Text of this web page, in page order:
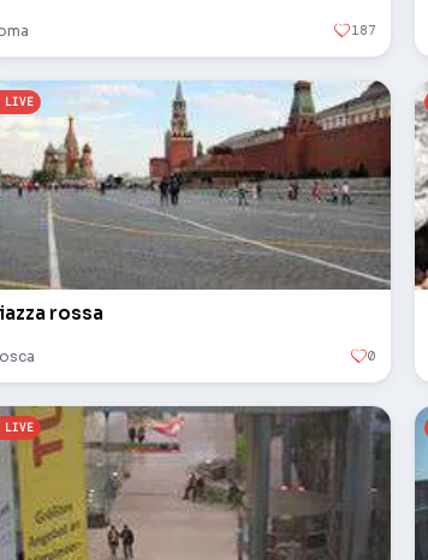
187
rossa
0